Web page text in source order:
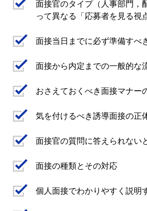
面接官のタイプ（人事部門，
って異なる「応募者を見る視
面接当日までに必ず準備すべ
面接から内定までの一般的な
おさえておくべき面接マナー
気を付けるべき誘導面接の正
面接官の質問に答えられない
面接の種類とその対応
個人面接でわかりやすく説明